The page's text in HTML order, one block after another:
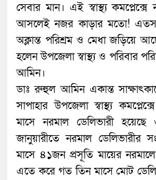
সেবার মান। এই স্বাস্থ্য
আসলেই নজর কাড়ার মতো!
অক্লান্ত পরিশ্রম ও মেধা জড়িয়ে
হলেন উপজেলা স্বাস্থ্য ও পরিবার
আমিন।
ডাঃ রুহুল আমিন একান্ত
সাপাহার উপজেলা স্বাস্থ্য
মাসে নরমাল ডেলিভারী
জানুয়ারীতে নরমাল ডেলিভারীর
মাসে ৪১জন প্রসূতি মায়ের নরমালে
এতে করে গত তিন মাসে মোট